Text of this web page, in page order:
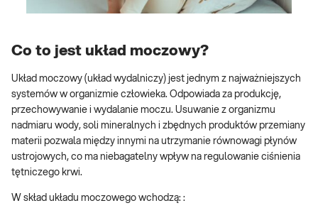
Co to jest układ moczowy?
Układ moczowy (układ wydalniczy) jest jednym z najważniejszych
systemów w organizmie człowieka. Odpowiada za produkcję,
przechowywanie i wydalanie moczu. Usuwanie z organizmu
nadmiaru wody, soli mineralnych i zbędnych produktów przemiany
materii pozwala między innymi na utrzymanie równowagi płynów
ustrojowych, co ma niebagatelny wpływ na regulowanie ciśnienia
tętniczego krwi.
W skład układu moczowego wchodzą: :